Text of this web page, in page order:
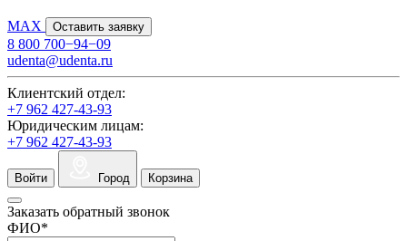
MAX Оставить заявку
8 800 700−94−09
udenta@udenta.ru
Клиентский отдел:
+7 962 427-43-93
Юридическим лицам:
+7 962 427-43-93
Войти Город Корзина
Заказать обратный звонок
ФИО*